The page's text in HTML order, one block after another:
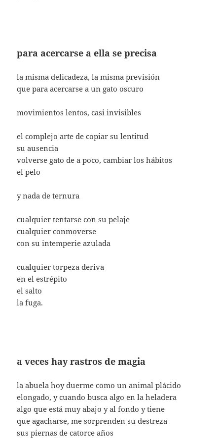
para acercarse a ella se precisa
la misma delicadeza, la misma previsión
que para acercarse a un gato oscuro
movimientos lentos, casi invisibles
el complejo arte de copiar su lentitud
su ausencia
volverse gato de a poco, cambiar los hábitos
el pelo
y nada de ternura
cualquier tentarse con su pelaje
cualquier conmoverse
con su intemperie azulada
cualquier torpeza deriva
en el estrépito
el salto
la fuga.
a veces hay rastros de magia
la abuela hoy duerme como un animal plácido
elongado, y cuando busca algo en la heladera
algo que está muy abajo y al fondo y tiene
que agacharse, me sorprenden su destreza
sus piernas de catorce años